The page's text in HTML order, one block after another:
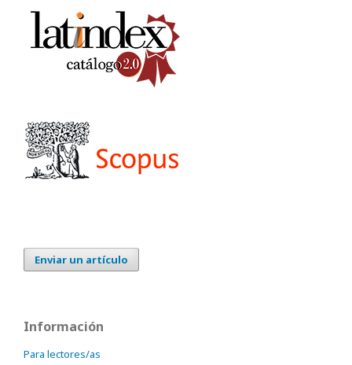
Enviar un artículo
Información
Para lectores/as